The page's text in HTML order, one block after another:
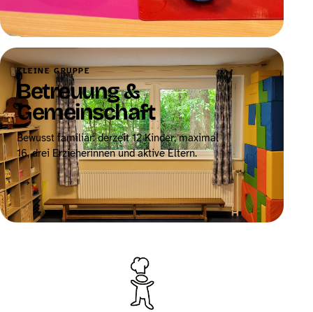
KLEINE GRUPPE
Betreuung &
Gemeinschaft
Bewusst familiär: derzeit 12 Kinder, maximal
16, drei Erzieherinnen und aktive Eltern.
→